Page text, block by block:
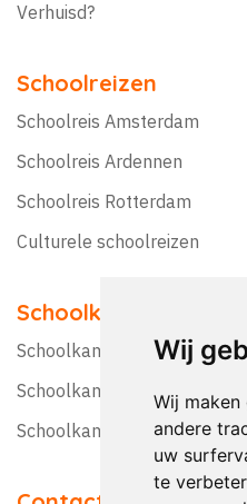
Wij
Wij
andere
uw
te
Verhuisd?
Schoolreizen
Schoolreis Amsterdam
Schoolreis Ardennen
Schoolreis Rotterdam
Culturele schoolreizen
Schoolkampen
Schoolkamp Nederland
Schoolkamp België
Schoolkamptips